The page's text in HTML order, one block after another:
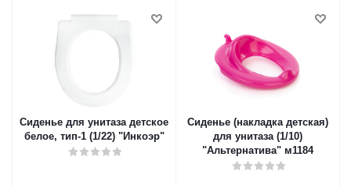
Сиденье для унитаза детское
белое, тип-1 (1/22) "Инкоэр"
Сиденье (накладка детская)
для унитаза (1/10)
"Альтернатива" м1184